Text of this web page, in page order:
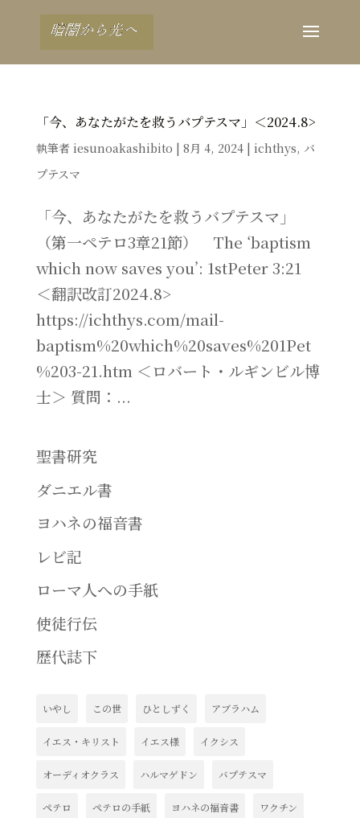
「今、あなたがたを救うバプテスマ」＜2024.8>
執筆者 iesunoakashibito | 8月 4, 2024| ichthys, バ
プテスマ
「今、あなたがたを救うバプテスマ」
（第一ペテロ3章21節） The ‘baptism
which now saves you’: 1stPeter 3:21
＜翻訳改訂2024.8>
https://ichthys.com/mail-
baptism%20which%20saves%201Pet
%203-21.htm ＜ロバート・ルギンビル博
士＞ 質問：...
聖書研究
ダニエル書
ヨハネの福音書
レビ記
ローマ人への手紙
使徒行伝
歴代誌下
いやし この世 ひとしずく アブラハム
イエス・キリスト イエス様 イクシス
オーディオクラス ハルマゲドン バプテスマ
ペテロ ペテロの手紙 ヨハネの福音書 ワクチン